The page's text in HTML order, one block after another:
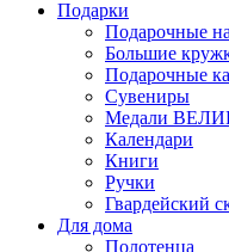
Подарки
Подарочные
Большие
Подарочные
Сувениры
Медали
Календари
Книги
Ручки
Гвардейский
Для дома
Полотенца